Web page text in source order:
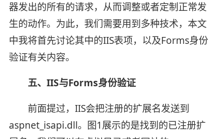
器发出的所有的请求，从而调整或者定制正常发
生的动作。为此，我们需要用到多种技术，本文
中我将首先讨论其中的IIS表项，以及Forms身份
验证有关内容。
五、IIS与Forms身份验证
前面提过，IIS会把注册的扩展名发送到
aspnet_isapi.dll。图1展示的是找到的已注册扩